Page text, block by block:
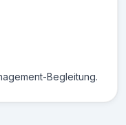
Begleitung.